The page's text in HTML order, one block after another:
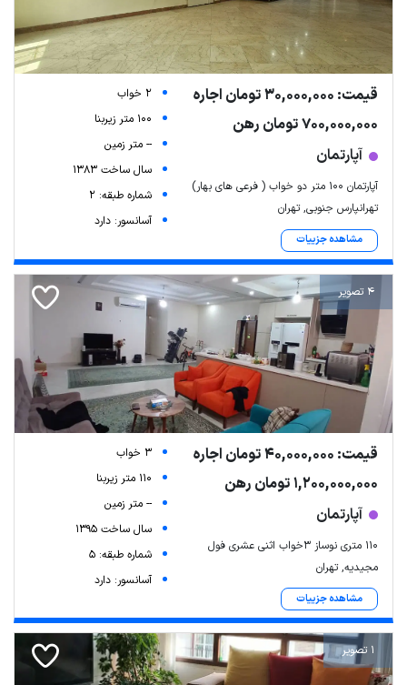
| Map data ©ariamarz.com
قیمت: 30,000,000 تومان اجاره
700,000,000 تومان رهن
آپارتمان
آپارتمان 100 متر دو خواب ( فرعی های بهار)
تهرانپارس جنوبی, تهران
مشاهده جزییات
2 خواب
100 متر زیربنا
-- متر زمین
سال ساخت 1383
شماره طبقه: 2
آسانسور: دارد
4 تصویر
قیمت: 40,000,000 تومان اجاره
1,200,000,000 تومان رهن
آپارتمان
۱۱۰ متری نوساز ۳خواب اثنی عشری فول
مجیدیه, تهران
مشاهده جزییات
3 خواب
110 متر زیربنا
-- متر زمین
سال ساخت 1395
شماره طبقه: 5
آسانسور: دارد
1 تصویر